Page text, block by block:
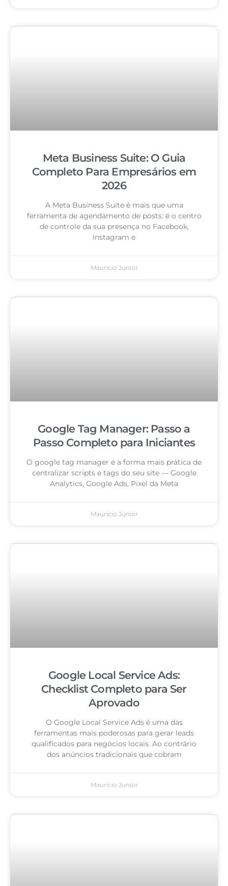
Meta Business Suite: O Guia
Completo Para Empresários em
2026
A Meta Business Suite é mais que uma
ferramenta de agendamento de posts: é o centro
de controle da sua presença no Facebook,
Instagram e
Mauricio Junior
Google Tag Manager: Passo a
Passo Completo para Iniciantes
O google tag manager é a forma mais prática de
centralizar scripts e tags do seu site — Google
Analytics, Google Ads, Pixel da Meta
Mauricio Junior
Google Local Service Ads:
Checklist Completo para Ser
Aprovado
O Google Local Service Ads é uma das
ferramentas mais poderosas para gerar leads
qualificados para negócios locais. Ao contrário
dos anúncios tradicionais que cobram
Mauricio Junior